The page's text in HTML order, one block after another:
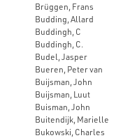
Brüggen, Frans
Budding, Allard
Buddingh, C
Buddingh, C.
Budel, Jasper
Bueren, Peter van
Buijsman, John
Buijsman, Luut
Buisman, John
Buitendijk, Marielle
Bukowski, Charles